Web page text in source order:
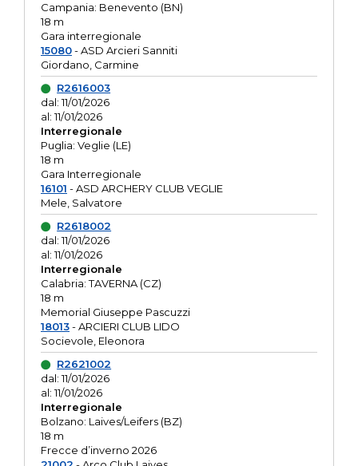
Campania: Benevento (BN)
18 m
Gara interregionale
15080- ASD Arcieri Sanniti
Giordano, Carmine
R2616003
dal: 11/01/2026
al: 11/01/2026
Interregionale
Puglia: Veglie (LE)
18 m
Gara Interregionale
16101 - ASD ARCHERY CLUB VEGLIE
Mele, Salvatore
R2618002
dal: 11/01/2026
al: 11/01/2026
Interregionale
Calabria: TAVERNA (CZ)
18 m
Memorial Giuseppe Pascuzzi
18013- ARCIERI CLUB LIDO
Socievole, Eleonora
R2621002
dal: 11/01/2026
al: 11/01/2026
Interregionale
Bolzano: Laives/Leifers (BZ)
18 m
Frecce d’inverno 2026